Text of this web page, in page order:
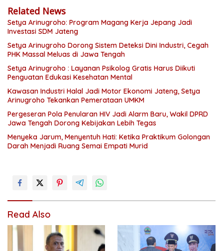
Related News
Setya Arinugroho: Program Magang Kerja Jepang Jadi
Investasi SDM Jateng
Setya Arinugroho Dorong Sistem Deteksi Dini Industri, Cegah
PHK Massal Meluas di Jawa Tengah
Setya Arinugroho : Layanan Psikolog Gratis Harus Diikuti
Penguatan Edukasi Kesehatan Mental
Kawasan Industri Halal Jadi Motor Ekonomi Jateng, Setya
Arinugroho Tekankan Pemerataan UMKM
Pergeseran Pola Penularan HIV Jadi Alarm Baru, Wakil DPRD
Jawa Tengah Dorong Kebijakan Lebih Tegas
Menyeka Jarum, Menyentuh Hati: Ketika Praktikum Golongan
Darah Menjadi Ruang Semai Empati Murid
Read Also